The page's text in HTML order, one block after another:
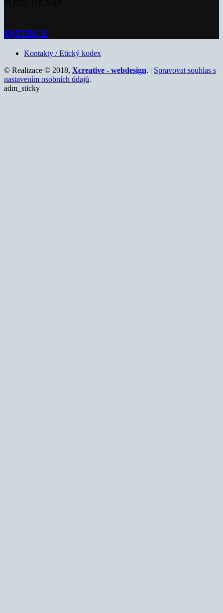
INZERCE
Kontakty / Etický kodex
© Realizace © 2018, Xcreative - webdesign. | Spravovat souhlas s
nastavením osobních údajů.
adm_sticky